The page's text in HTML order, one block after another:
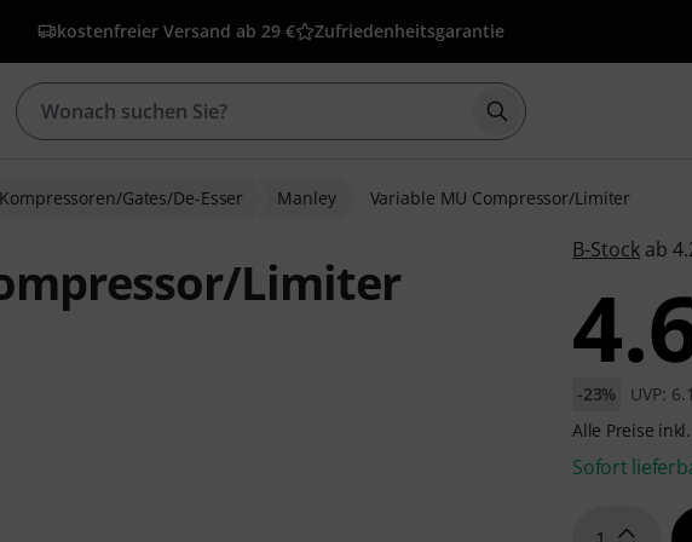
kostenfreier Versand ab 29 € Zufriedenheitsgarantie
Suche mit Suchwort
Kompressoren/Gates/De-Esser Manley Variable MU Compressor/Limiter
Limiter
B-Stock ab
-23%
UVP:
Alle Preise
Sofort